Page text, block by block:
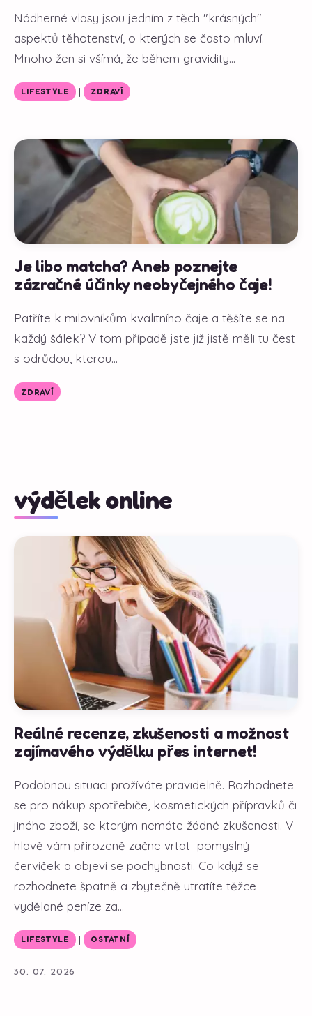
Nádherné vlasy jsou jedním z těch "krásných"
aspektů těhotenství, o kterých se často mluví.
Mnoho žen si všímá, že během gravidity...
LIFESTYLE | ZDRAVÍ
Je libo matcha? Aneb poznejte
zázračné účinky neobyčejného čaje!
Patříte k milovníkům kvalitního čaje a těšíte se na
každý šálek? V tom případě jste již jistě měli tu čest
s odrůdou, kterou...
ZDRAVÍ
výdělek online
Reálné recenze, zkušenosti a možnost
zajímavého výdělku přes internet!
Podobnou situaci prožíváte pravidelně. Rozhodnete
se pro nákup spotřebiče, kosmetických přípravků či
jiného zboží, se kterým nemáte žádné zkušenosti. V
hlavě vám přirozeně začne vrtat pomyslný
červíček a objeví se pochybnosti. Co když se
rozhodnete špatně a zbytečně utratíte těžce
vydělané peníze za...
LIFESTYLE | OSTATNÍ
30. 07. 2026